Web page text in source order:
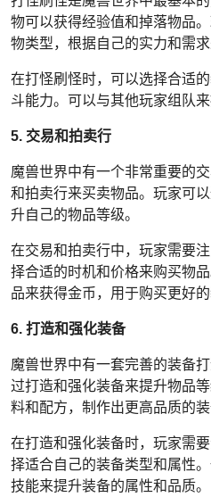
物可以获得经验值和掉落物品
物类型，根据自己的实力和需求
在打怪刷怪时，可以选择合适
斗能力。可以与其他玩家组队
5. 交易和拍卖行
魔兽世界中有一个非常重要的
和拍卖行来买卖物品。玩家可
升自己的物品等级。
在交易和拍卖行中，玩家需要
择合适的时机和价格来购买物
品来获得金币，用于购买更好的
6. 打造和强化装备
魔兽世界中有一套完善的装备
过打造和强化装备来提升物品
料和配方，制作出更高品质的装
在打造和强化装备时，玩家需
择适合自己的装备类型和属性
技能来提升装备的属性和品质。